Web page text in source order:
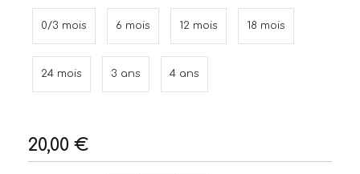
0/3 mois 6 mois 12 mois 18 mois
24 mois 3 ans 4 ans
20,00 €